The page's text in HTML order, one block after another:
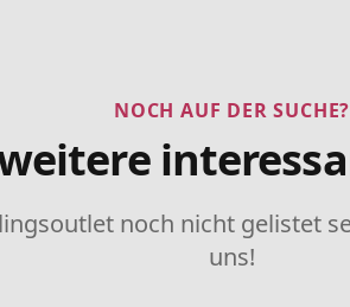
NOCH AUF DER SUCHE?
noch nicht gelistet
uns!